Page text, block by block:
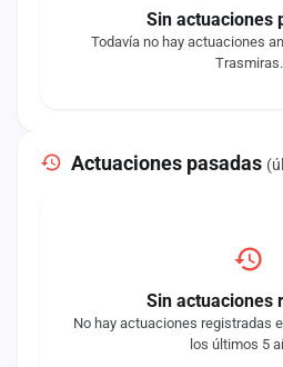
Sin actuaciones
Todavía no hay actuaciones
Trasmiras.
Actuaciones pasadas
Sin actuaciones
No hay actuaciones registradas
los últimos 5